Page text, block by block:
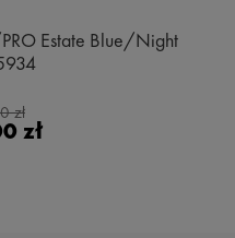
Estate Blue/Night
zł
zł